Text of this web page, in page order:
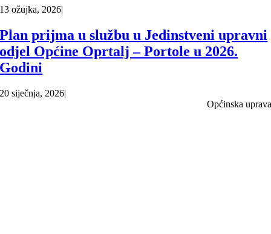
13 ožujka, 2026|
Plan prijma u službu u Jedinstveni upravni
odjel Općine Oprtalj – Portole u 2026.
Godini
20 siječnja, 2026|
Općinska uprava